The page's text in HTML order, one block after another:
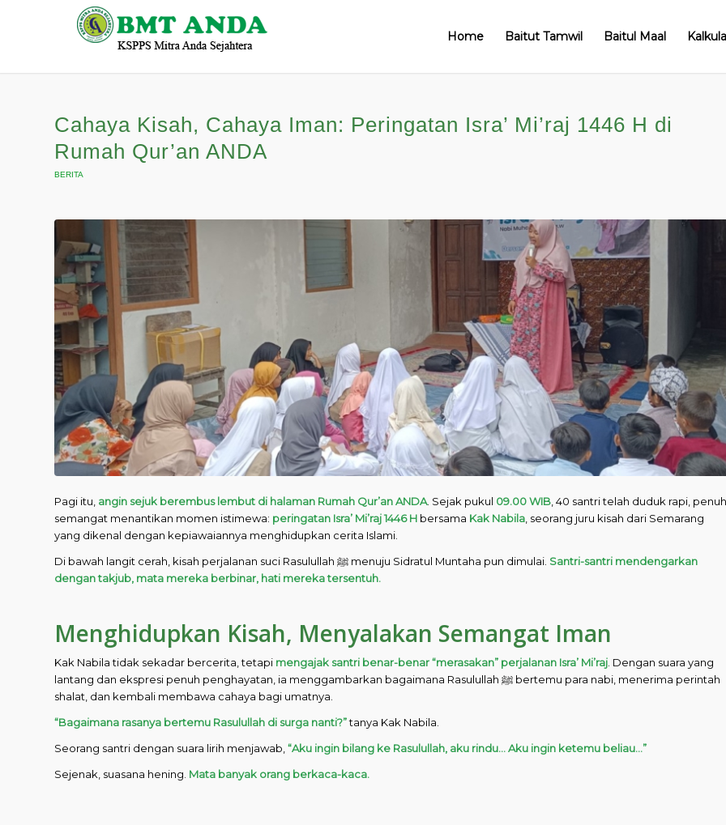
Home Baitut Tamwil Baitul Maal
Cahaya Kisah, Cahaya Iman: Peringatan Isra’ Mi’raj 1446 H di
Rumah Qur’an ANDA
BERITA
Pagi itu, angin sejuk berembus lembut di halaman Rumah Qur’an ANDA. Sejak pukul 09.00 WIB , 40 santri telah duduk rapi, penuh
semangat menantikan momen istimewa: peringatan Isra’ Mi’raj 1446 H bersama Kak Nabila , seorang juru kisah dari Semarang
yang dikenal dengan kepiawaiannya menghidupkan cerita Islami.
Di bawah langit cerah, kisah perjalanan suci Rasulullah ﷺ menuju Sidratul Muntaha pun dimulai. Santri-santri mendengarkan
dengan takjub, mata mereka berbinar, hati mereka tersentuh.
Menghidupkan Kisah, Menyalakan Semangat Iman
Kak Nabila tidak sekadar bercerita, tetapi mengajak santri benar-benar “merasakan” perjalanan Isra’ Mi’raj . Dengan suara yang
lantang dan ekspresi penuh penghayatan, ia menggambarkan bagaimana Rasulullah ﷺ bertemu para nabi, menerima perintah
shalat, dan kembali membawa cahaya bagi umatnya.
“Bagaimana rasanya bertemu Rasulullah di surga nanti?”tanya Kak Nabila.
Seorang santri dengan suara lirih menjawab, “Aku ingin bilang ke Rasulullah, aku rindu… Aku ingin ketemu beliau…”
Sejenak, suasana hening. Mata banyak orang berkaca-kaca.